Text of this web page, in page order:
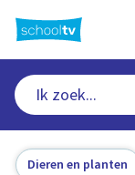
naar
hoofdinhoud
Dieren en planten